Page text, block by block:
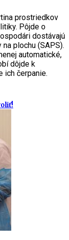
prostriedkov
Pôjde o
dostávajú
plochu (SAPS).
automatické,
dôjde k
ich čerpanie.